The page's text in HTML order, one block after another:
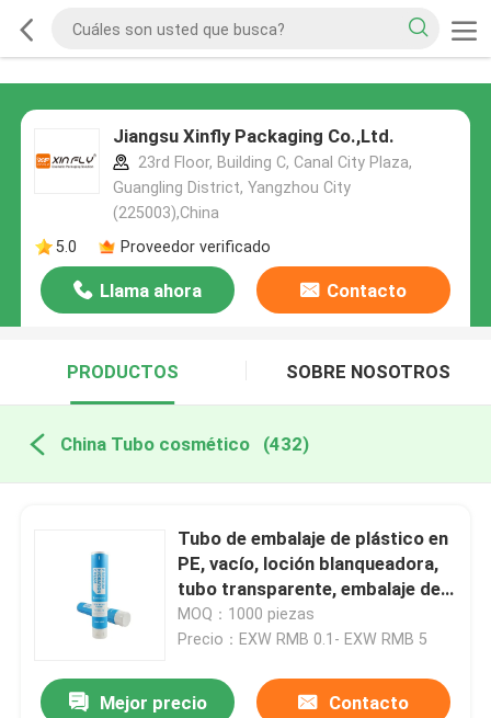
Jiangsu Xinfly Packaging Co.,Ltd.
23rd Floor, Building C, Canal City Plaza,
Guangling District, Yangzhou City
(225003),China
5.0
Proveedor verificado
Llama ahora Contacto
PRODUCTOS SOBRE NOSOTROS
China Tubo cosmético (432)
Tubo de embalaje de plástico en
PE, vacío, loción blanqueadora,
tubo transparente, embalaje de
compresión 15ml25ml35ml45ml
MOQ：1000 piezas
Precio：EXW RMB 0.1- EXW RMB 5
Mejor precio Contacto